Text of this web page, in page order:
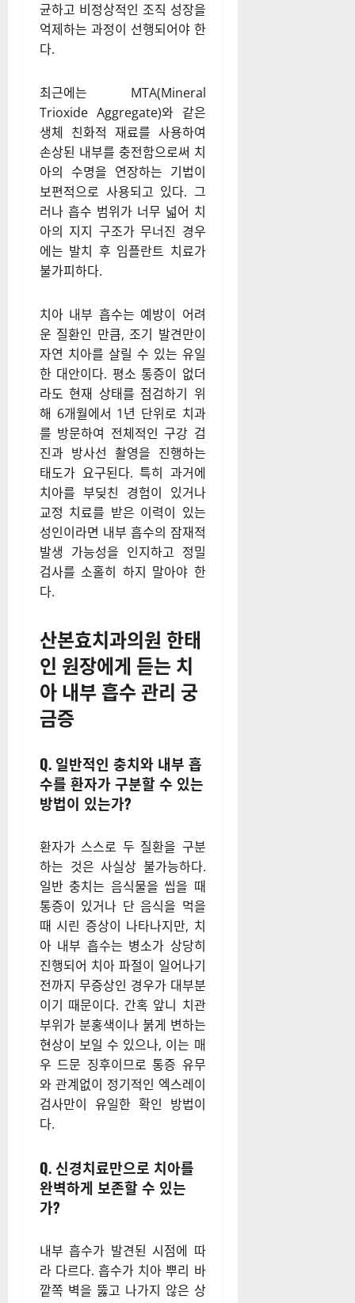
균하고 비정상적인 조직 성장을
억제하는 과정이 선행되어야 한
다.
최근에는 MTA(Mineral
Trioxide Aggregate)와 같은
생체 친화적 재료를 사용하여
손상된 내부를 충전함으로써 치
아의 수명을 연장하는 기법이
보편적으로 사용되고 있다. 그
러나 흡수 범위가 너무 넓어 치
아의 지지 구조가 무너진 경우
에는 발치 후 임플란트 치료가
불가피하다.
치아 내부 흡수는 예방이 어려
운 질환인 만큼, 조기 발견만이
자연 치아를 살릴 수 있는 유일
한 대안이다. 평소 통증이 없더
라도 현재 상태를 점검하기 위
해 6개월에서 1년 단위로 치과
를 방문하여 전체적인 구강 검
진과 방사선 촬영을 진행하는
태도가 요구된다. 특히 과거에
치아를 부딪친 경험이 있거나
교정 치료를 받은 이력이 있는
성인이라면 내부 흡수의 잠재적
발생 가능성을 인지하고 정밀
검사를 소홀히 하지 말아야 한
다.
산본효치과의원 한태
인 원장에게 듣는 치
아 내부 흡수 관리 궁
금증
Q. 일반적인 충치와 내부 흡
수를 환자가 구분할 수 있는
방법이 있는가?
환자가 스스로 두 질환을 구분
하는 것은 사실상 불가능하다.
일반 충치는 음식물을 씹을 때
통증이 있거나 단 음식을 먹을
때 시린 증상이 나타나지만, 치
아 내부 흡수는 병소가 상당히
진행되어 치아 파절이 일어나기
전까지 무증상인 경우가 대부분
이기 때문이다. 간혹 앞니 치관
부위가 분홍색이나 붉게 변하는
현상이 보일 수 있으나, 이는 매
우 드문 징후이므로 통증 유무
와 관계없이 정기적인 엑스레이
검사만이 유일한 확인 방법이
다.
Q. 신경치료만으로 치아를
완벽하게 보존할 수 있는
가?
내부 흡수가 발견된 시점에 따
라 다르다. 흡수가 치아 뿌리 바
깥쪽 벽을 뚫고 나가지 않은 상